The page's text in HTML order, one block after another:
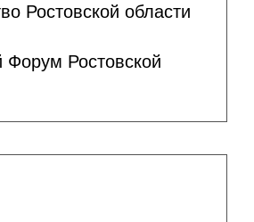
Ростовской области
Форум Ростовской